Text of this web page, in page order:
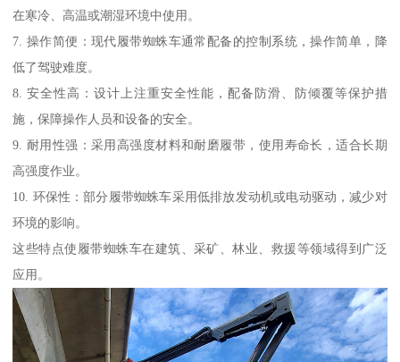
在寒冷、高温或潮湿环境中使用。
7. 操作简便：现代履带蜘蛛车通常配备的控制系统，操作简单，降
低了驾驶难度。
8. 安全性高：设计上注重安全性能，配备防滑、防倾覆等保护措
施，保障操作人员和设备的安全。
9. 耐用性强：采用高强度材料和耐磨履带，使用寿命长，适合长期
高强度作业。
10. 环保性：部分履带蜘蛛车采用低排放发动机或电动驱动，减少对
环境的影响。
这些特点使履带蜘蛛车在建筑、采矿、林业、救援等领域得到广泛
应用。